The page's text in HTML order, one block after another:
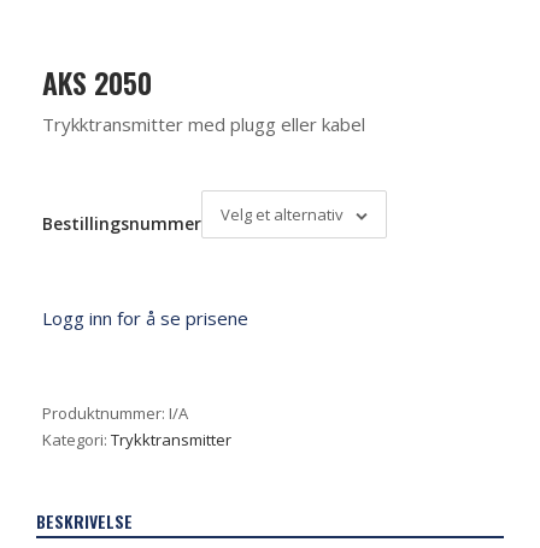
AKS 2050
Trykktransmitter med plugg eller kabel
Bestillingsnummer Velg et alternativ
Logg inn for å se prisene
Produktnummer: I/A
Kategori: Trykktransmitter
BESKRIVELSE